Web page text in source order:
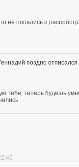
не попались и
поздно
тебе, теперь будешь